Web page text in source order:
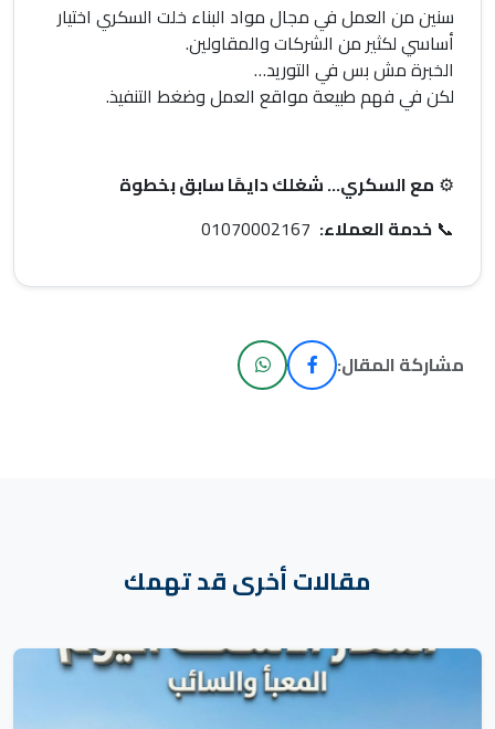
سنين من العمل في مجال مواد البناء خلت السكري اختيار
أساسي لكثير من الشركات والمقاولين.
الخبرة مش بس في التوريد…
لكن في فهم طبيعة مواقع العمل وضغط التنفيذ.
⚙️ مع السكري… شغلك دايمًا سابق بخطوة
📞 خدمة العملاء:
مشاركة المقال:
مقالات أخرى قد تهمك